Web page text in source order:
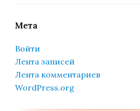
Мета
Войти
Лента записей
Лента комментариев
WordPress.org